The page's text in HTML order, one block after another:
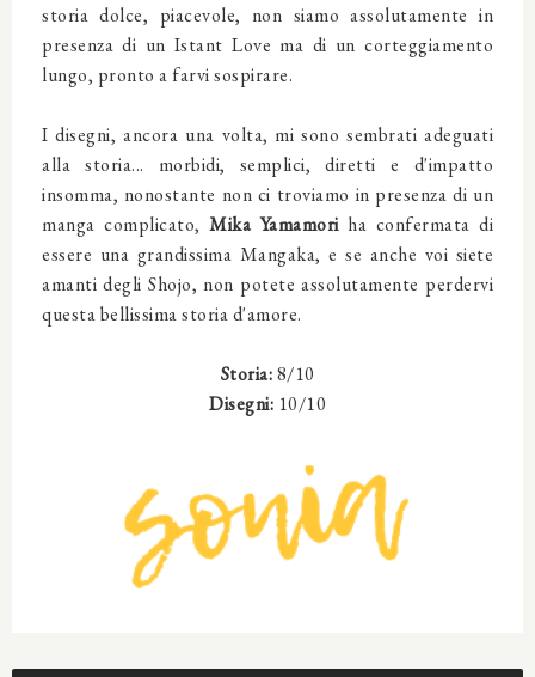
storia dolce, piacevole, non siamo assolutamente in
presenza di un Istant Love ma di un corteggiamento
lungo, pronto a farvi sospirare.
I disegni, ancora una volta, mi sono sembrati adeguati
alla storia... morbidi, semplici, diretti e d'impatto
insomma, nonostante non ci troviamo in presenza di un
manga complicato, Mika Yamamoriha confermata di
essere una grandissima Mangaka, e se anche voi siete
amanti degli Shojo, non potete assolutamente perdervi
questa bellissima storia d'amore.
Storia:8/10
Disegni: 10/10